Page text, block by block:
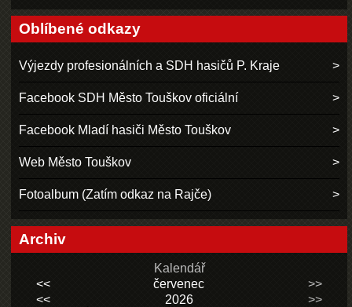
Oblíbené odkazy
Výjezdy profesionálních a SDH hasičů P. Kraje
Facebook SDH Město Touškov oficiální
Facebook Mladí hasiči Město Touškov
Web Město Touškov
Fotoalbum (Zatím odkaz na Rajče)
Archiv
Kalendář
<<
červenec
>>
<<
2026
>>